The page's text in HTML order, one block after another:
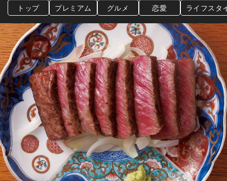
トップ プレミアム グルメ 恋愛 ライフスタ